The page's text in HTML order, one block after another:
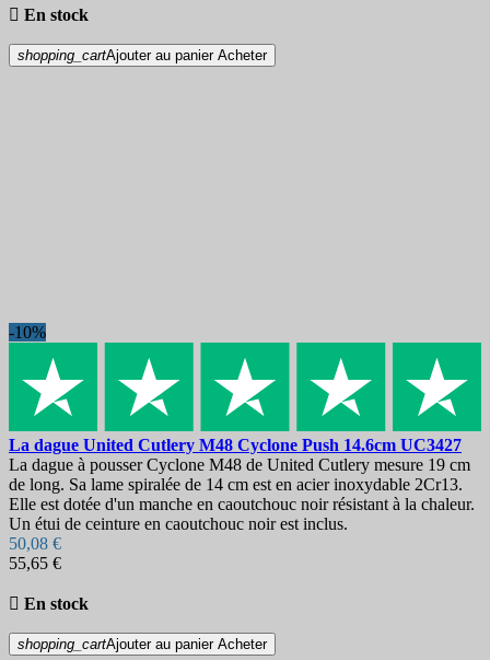
 En stock
shopping_cartAjouter au panier Acheter
-10%
La dague United Cutlery M48 Cyclone Push 14.6cm UC3427
La dague à pousser Cyclone M48 de United Cutlery mesure 19 cm
de long. Sa lame spiralée de 14 cm est en acier inoxydable 2Cr13.
Elle est dotée d'un manche en caoutchouc noir résistant à la chaleur.
Un étui de ceinture en caoutchouc noir est inclus.
50,08 €
55,65 €
 En stock
shopping_cartAjouter au panier Acheter